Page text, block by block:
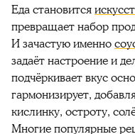
Еда становится
превращает набор
И зачастую именно
задаёт настроение и
подчёркивает вкус
гармонизирует,
кислинку, остроту,
Многие популярные